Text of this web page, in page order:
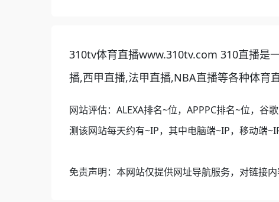
310tv体育直播www.310tv.com 310直播是
播,西甲直播,法甲直播,NBA直播等各种体育直
网站评估：ALEXA排名~位，APPPC排名~位，
测该网站每天约有~IP，其中电脑端~IP，移动端~IP
免责声明：本网站仅提供网址导航服务，对链接内